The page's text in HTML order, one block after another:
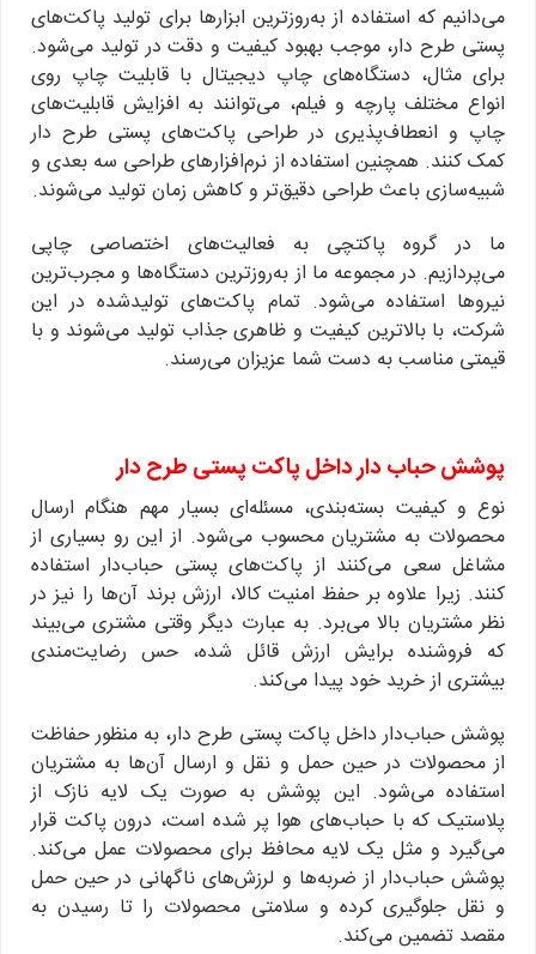
می‌دانیم که استفاده از به‌روزترین ابزارها برای تولید پاکت‌های
پستی طرح دار، موجب بهبود کیفیت و دقت در تولید می‌شود.
برای مثال، دستگاه‌های چاپ دیجیتال با قابلیت چاپ روی
انواع مختلف پارچه و فیلم، می‌توانند به افزایش قابلیت‌های
چاپ و انعطاف‌پذیری در طراحی پاکت‌های پستی طرح دار
کمک کنند. همچنین استفاده از نرم‌افزارهای طراحی سه بعدی و
شبیه‌سازی باعث طراحی دقیق‌تر و کاهش زمان تولید می‌شوند.
ما در گروه پاکتچی به فعالیت‌های اختصاصی چاپی
می‌پردازیم. در مجموعه ما از به‌روزترین دستگاه‌ها و مجرب‌ترین
نیروها استفاده می‌شود. تمام پاکت‌های تولیدشده در این
شرکت، با بالاترین کیفیت و ظاهری جذاب تولید می‌شوند و با
قیمتی مناسب به دست شما عزیزان می‌رسند.
پوشش حباب دار داخل پاکت پستی طرح دار
نوع و کیفیت بسته‌بندی، مسئله‌ای بسیار مهم هنگام ارسال
محصولات به مشتریان محسوب می‌شود. از این رو بسیاری از
مشاغل سعی می‌کنند از پاکت‌های پستی حباب‌دار استفاده
کنند. زیرا علاوه بر حفظ امنیت کالا، ارزش برند آن‌ها را نیز در
نظر مشتریان بالا می‌برد. به عبارت دیگر وقتی مشتری می‌بیند
که فروشنده برایش ارزش قائل شده، حس رضایت‌مندی
بیشتری از خرید خود پیدا می‌کند.
پوشش حباب‌دار داخل پاکت پستی طرح دار، به منظور حفاظت
از محصولات در حین حمل و نقل و ارسال آن‌ها به مشتریان
استفاده می‌شود. این پوشش به صورت یک لایه نازک از
پلاستیک که با حباب‌های هوا پر شده است، درون پاکت قرار
می‌گیرد و مثل یک لایه محافظ برای محصولات عمل می‌کند.
پوشش حباب‌دار از ضربه‌ها و لرزش‌های ناگهانی در حین حمل
و نقل جلوگیری کرده و سلامتی محصولات را تا رسیدن به
مقصد تضمین می‌کند.